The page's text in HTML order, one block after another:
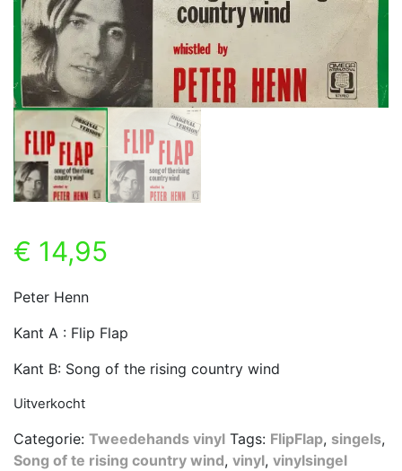
€ 14,95
Peter Henn
Kant A : Flip Flap
Kant B: Song of the rising country wind
Uitverkocht
Categorie: Tweedehands vinyl Tags: FlipFlap, singels,
Song of te rising country wind, vinyl, vinylsingel